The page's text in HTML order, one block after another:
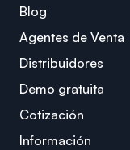
Blog
Agentes de Venta
Distribuidores
Demo gratuita
Cotización
Información